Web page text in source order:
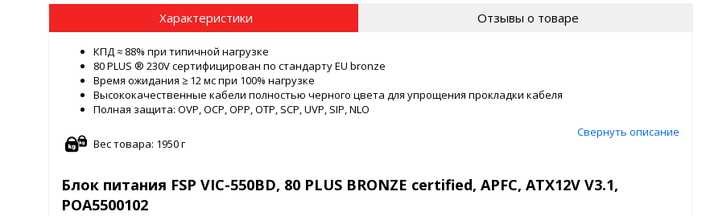
Характеристики Отзывы о товаре
КПД ≈ 88% при типичной нагрузке
80 PLUS ® 230V сертифицирован по стандарту EU bronze
Время ожидания ≥ 12 мс при 100% нагрузке
Высококачественные кабели полностью черного цвета для упрощения прокладки кабеля
Полная защита: OVP, OCP, OPP, OTP, SCP, UVP, SIP, NLO
Свернуть описание
Вес товара: 1950 г
Блок питания FSP VIC-550BD, 80 PLUS BRONZE certified, APFC, ATX12V V3.1,
POA5500102